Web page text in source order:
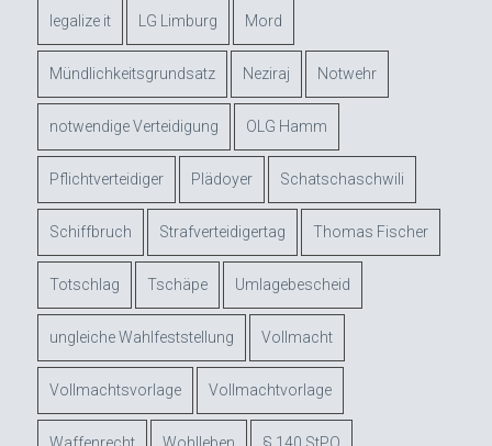
legalize it LG Limburg Mord
Mündlichkeitsgrundsatz Neziraj Notwehr
notwendige Verteidigung OLG Hamm
Pflichtverteidiger Plädoyer Schatschaschwili
Schiffbruch Strafverteidigertag Thomas Fischer
Totschlag Tschäpe Umlagebescheid
ungleiche Wahlfeststellung Vollmacht
Vollmachtsvorlage Vollmachtvorlage